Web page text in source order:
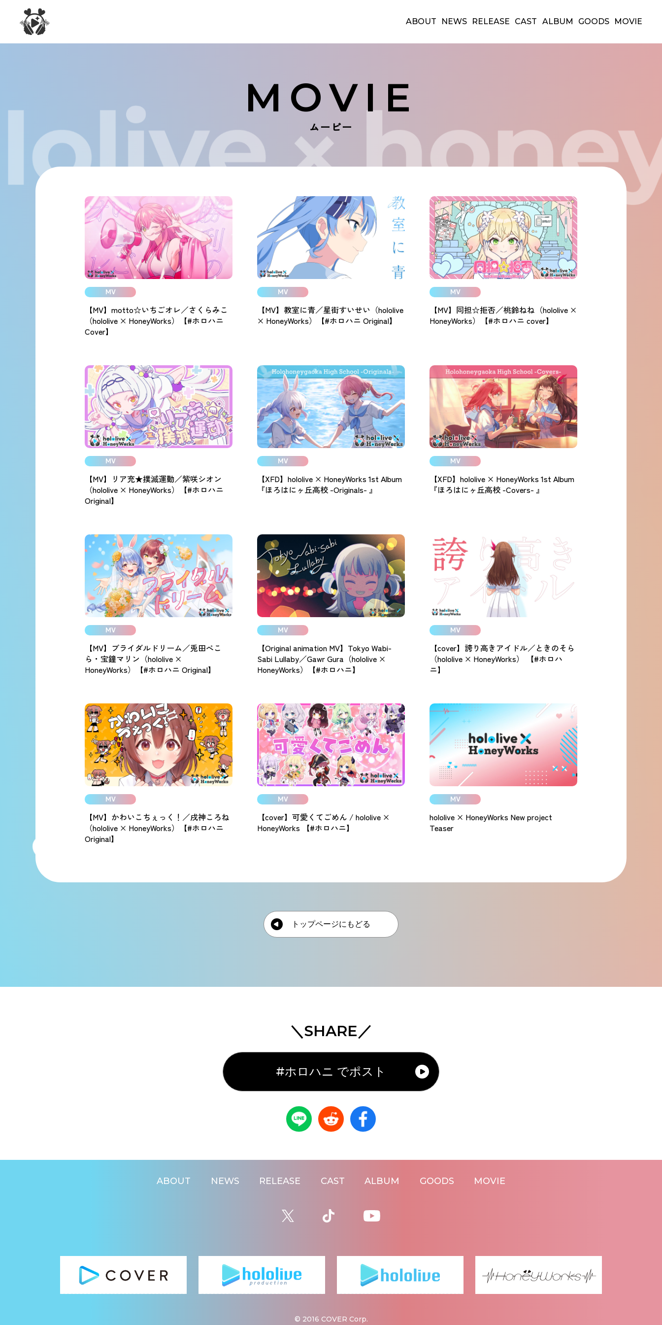
ABOUT NEWS RELEASE CAST ALBUM GOODS MOVIE
MOVIE
ムービー
MV
【MV】motto☆いちごオレ／さくらみこ
（hololive × HoneyWorks）【#ホロハニ
Cover】
MV
【MV】教室に青／星街すいせい（hololive
× HoneyWorks）【#ホロハニ Original】
MV
【MV】同担☆拒否／桃鈴ねね（hololive ×
HoneyWorks）【#ホロハニ cover】
MV
【MV】リア充★撲滅運動／紫咲シオン
（hololive × HoneyWorks）【#ホロハニ
Original】
MV
【XFD】hololive × HoneyWorks 1st Album
『ほろはにヶ丘高校 -Originals- 』
MV
【XFD】hololive × HoneyWorks 1st Album
『ほろはにヶ丘高校 -Covers- 』
MV
【MV】ブライダルドリーム／兎田ぺこ
ら・宝鐘マリン（hololive ×
HoneyWorks）【#ホロハニ Original】
MV
【Original animation MV】Tokyo Wabi-
Sabi Lullaby／Gawr Gura（hololive ×
HoneyWorks）【#ホロハニ】
MV
【cover】誇り高きアイドル／ときのそら
（hololive × HoneyWorks） 【#ホロハ
ニ】
MV
【MV】かわいこちぇっく！／戌神ころね
（hololive × HoneyWorks）【#ホロハニ
Original】
MV
【cover】可愛くてごめん / hololive ×
HoneyWorks 【#ホロハニ】
MV
hololive × HoneyWorks New project
Teaser
トップページにもどる
＼SHARE／
#ホロハニ でポスト
ABOUT NEWS RELEASE CAST ALBUM GOODS MOVIE
© 2016 COVER Corp.